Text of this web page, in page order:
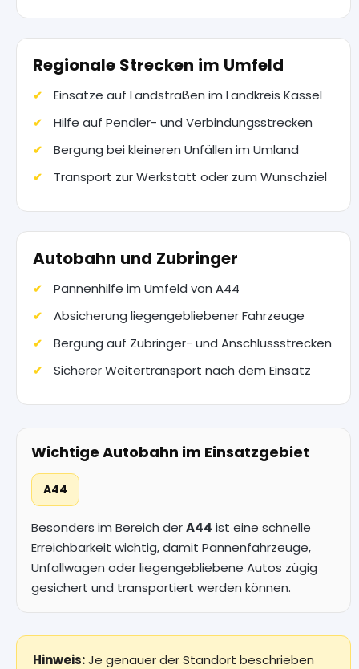
Regionale Strecken im Umfeld
Einsätze auf Landstraßen im Landkreis Kassel
Hilfe auf Pendler- und Verbindungsstrecken
Bergung bei kleineren Unfällen im Umland
Transport zur Werkstatt oder zum Wunschziel
Autobahn und Zubringer
Pannenhilfe im Umfeld von A44
Absicherung liegengebliebener Fahrzeuge
Bergung auf Zubringer- und Anschlussstrecken
Sicherer Weitertransport nach dem Einsatz
Wichtige Autobahn im Einsatzgebiet
A44
Besonders im Bereich derA44 ist eine schnelle
Erreichbarkeit wichtig, damit Pannenfahrzeuge,
Unfallwagen oder liegengebliebene Autos zügig
gesichert und transportiert werden können.
Hinweis:Je genauer der Standort beschrieben